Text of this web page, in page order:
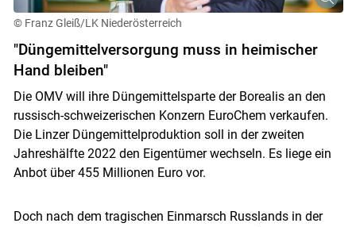
© Franz Gleiß/LK Niederösterreich
"Düngemittelversorgung muss in heimischer
Hand bleiben"
Die OMV will ihre Düngemittelsparte der Borealis an den
russisch-schweizerischen Konzern EuroChem verkaufen.
Die Linzer Düngemittelproduktion soll in der zweiten
Jahreshälfte 2022 den Eigentümer wechseln. Es liege ein
Anbot über 455 Millionen Euro vor.
Doch nach dem tragischen Einmarsch Russlands in der